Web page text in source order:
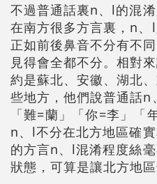
不過普通話裏n、l的混
在南方很多方言裏，n、l
正如前後鼻音不分有不
見得會全都不分。相對
約是蘇北、安徽、湖北
些地方，他們說普通話
「難=蘭」「你=李」「
n、l不分在北方地區確
的方言n、l混淆程度絲
狀態，可算是讓北方地區